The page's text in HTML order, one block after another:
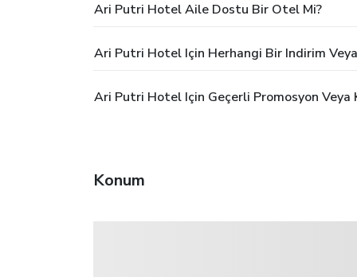
Ari Putri Hotel Aile Dostu Bir Otel Mi?
Ari Putri Hotel Için Herhangi Bir Indirim Veya
Ari Putri Hotel Için Geçerli Promosyon Veya
Konum